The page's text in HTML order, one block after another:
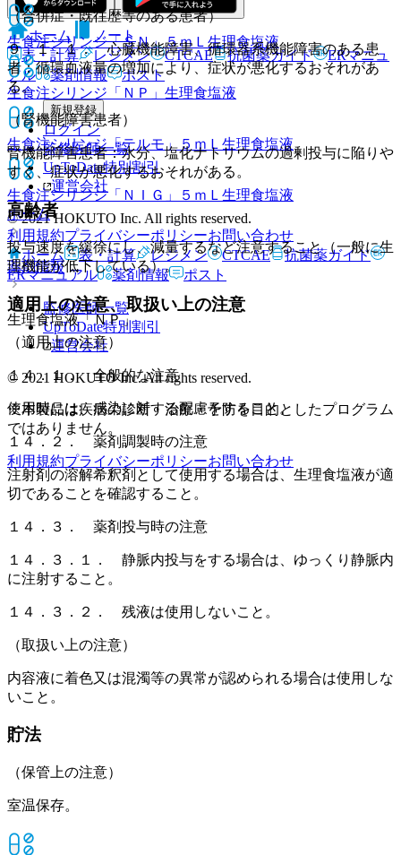
生食注シリンジ「ＳＮ」５ｍＬ 生理食塩液
生食注シリンジ「ＮＰ」 生理食塩液
生食注シリンジ「テルモ」５ｍＬ 生理食塩液
生食注シリンジ「ＮＩＧ」５ｍＬ 生理食塩液
ホーム
薬剤情報
生理食塩液「ＮＰ」
（合併症・既往歴等のある患者）
９．１．１． 心臓機能障害、循環器系機能障害のある患
者：循環血液量の増加により、症状が悪化するおそれがあ
る。
（腎機能障害患者）
腎機能障害患者：水分、塩化ナトリウムの過剰投与に陥りや
すく、症状が悪化するおそれがある。
高齢者
投与速度を緩徐にし、減量するなど注意すること（一般に生
理機能が低下している）。
適用上の注意、取扱い上の注意
（適用上の注意）
１４．１． 全般的な注意
使用時には、感染に対する配慮をすること。
１４．２． 薬剤調製時の注意
注射剤の溶解希釈剤として使用する場合は、生理食塩液が適
切であることを確認すること。
１４．３． 薬剤投与時の注意
１４．３．１． 静脈内投与をする場合は、ゆっくり静脈内
に注射すること。
１４．３．２． 残液は使用しないこと。
（取扱い上の注意）
内容液に着色又は混濁等の異常が認められる場合は使用しな
いこと。
貯法
（保管上の注意）
室温保存。
ホーム
ノート
表・計算
レジメン CTCAE 抗菌薬ガイド
ERマニュ
アル
薬剤情報 ポスト
新規登録
ログイン
監修医師一覧
UpToDate特別割引
運営会社
© 2021 HOKUTO Inc. All rights reserved.
利用規約プライバシーポリシーお問い合わせ
ホーム
表・計算 レジメン CTCAE
抗菌薬ガイド
ERマニュアル
薬剤情報 ポスト
監修医師一覧
UpToDate特別割引
運営会社
© 2021 HOKUTO Inc. All rights reserved.
※本製品は疾病の診断・治療・予防を目的としたプログラム
ではありません。
利用規約プライバシーポリシーお問い合わせ